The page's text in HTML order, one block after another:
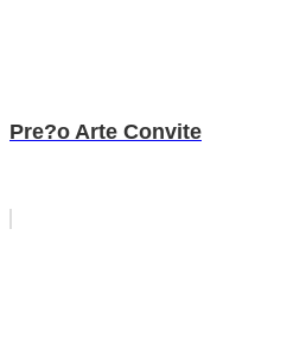
Pre?o Arte Convite